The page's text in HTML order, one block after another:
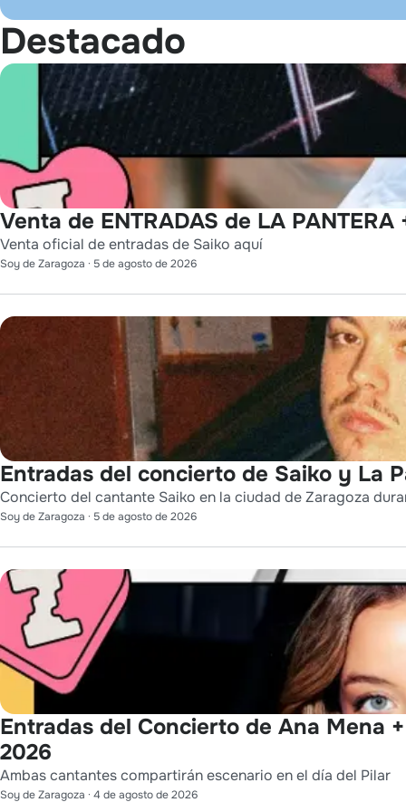
Destacado
Venta de ENTRADAS de LA
Venta oficial de entradas de Saiko aquí
Soy de Zaragoza · 5 de agosto de 2026
Entradas del concierto de Saiko y La
Concierto del cantante Saiko en la ciudad de Zaragoza
Soy de Zaragoza · 5 de agosto de 2026
Entradas del Concierto de Ana Mena
2026
Ambas cantantes compartirán escenario en el día del Pilar
Soy de Zaragoza · 4 de agosto de 2026